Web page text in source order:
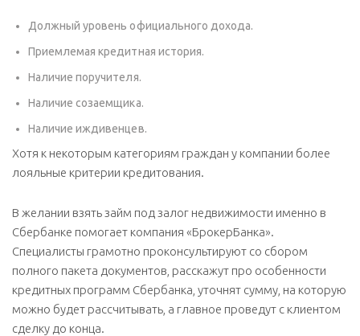
Должный уровень официального дохода.
Приемлемая кредитная история.
Наличие поручителя.
Наличие созаемщика.
Наличие иждивенцев.
Хотя к некоторым категориям граждан у компании более
лояльные критерии кредитования.
В желании взять займ под залог недвижимости именно в
Сбербанке помогает компания «БрокерБанка».
Специалисты грамотно проконсультируют со сбором
полного пакета документов, расскажут про особенности
кредитных программ Сбербанка, уточнят сумму, на которую
можно будет рассчитывать, а главное проведут с клиентом
сделку до конца.